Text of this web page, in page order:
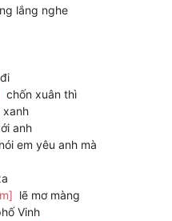
lắng nghe
chốn xuân thì
xanh
anh
em yêu anh mà
lẽ mơ màng
Vinh